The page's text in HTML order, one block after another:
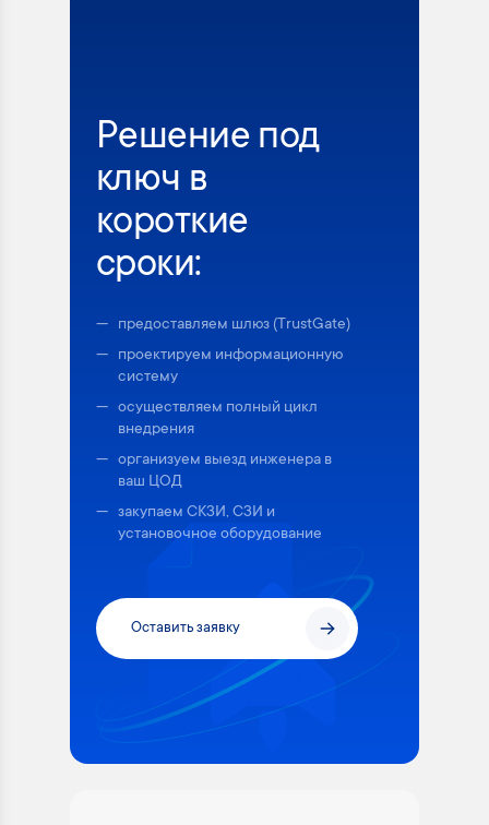
Решение под
ключ в
короткие
сроки:
предоставляем шлюз (TrustGate)
проектируем информационную
систему
осуществляем полный цикл
внедрения
организуем выезд инженера в
ваш ЦОД
закупаем СКЗИ, СЗИ и
установочное оборудование
Оставить заявку